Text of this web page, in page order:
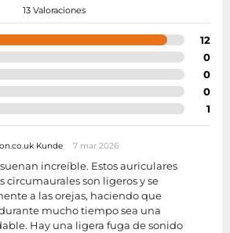
13 Valoraciones
12
0
0
0
1
Kunde 7 mar 2026
increíble. Estos auriculares
circumaurales son ligeros y se
a las orejas, haciendo que
mucho tiempo sea una
Hay una ligera fuga de sonido